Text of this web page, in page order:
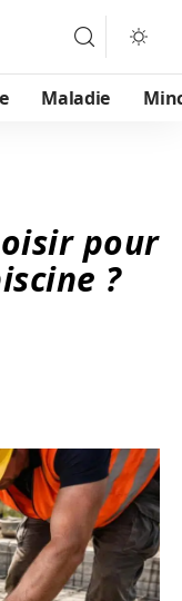
Maladie
pour
?